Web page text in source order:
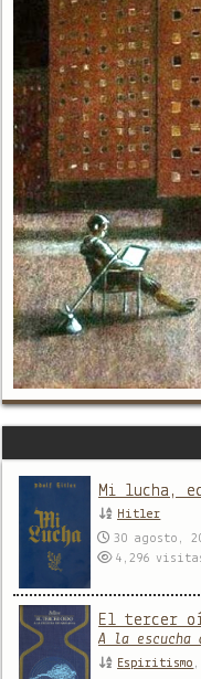
Mi lucha,
Hitler
30 agosto,
4,296
El tercer
A la escucha
Espiritismo